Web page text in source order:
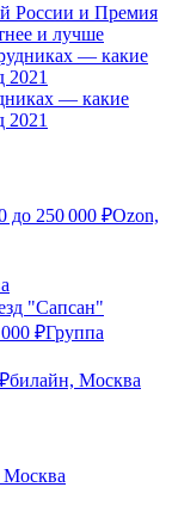
России и Премия
и лучше
— какие
до 250 000 ₽Ozon,
"Сапсан"
₽Группа
₽билайн, Москва